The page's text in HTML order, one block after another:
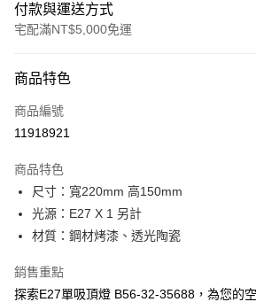
付款與運送方式
宅配滿NT$5,000免運
信用卡一次付款
LINE Pay
街口支付
悠遊付
全盈+PAY
商品特色
商品編號
11918921
商品特色
尺寸：寬220mm 高150mm
光源：E27 X 1 另計
材質：鋼材烤漆、透光陶瓷
銷售重點
探索E27單吸頂燈 B56-32-35688，為您的